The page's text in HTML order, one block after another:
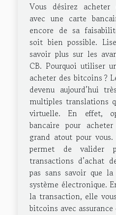
Vous désirez
avec une carte
encore de sa
soit bien possible.
savoir plus sur les
CB. Pourquoi utiliser
acheter des bitcoins ?
devenu aujourd’hui
multiples translations
virtuelle. En effet,
bancaire pour
grand atout pour
permet de valider
transactions d’achat
pas sans savoir que
système électronique.
la transaction, elle
bitcoins avec